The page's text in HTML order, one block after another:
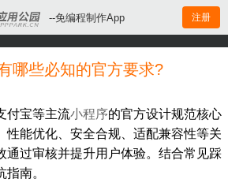
--免编程制作App 注册
哪些必知的官方要求?
付宝等主流小程序的官方设计规范核心
性能优化、安全合规、适配兼容性等关
通过审核并提升用户体验。结合常见踩
南。